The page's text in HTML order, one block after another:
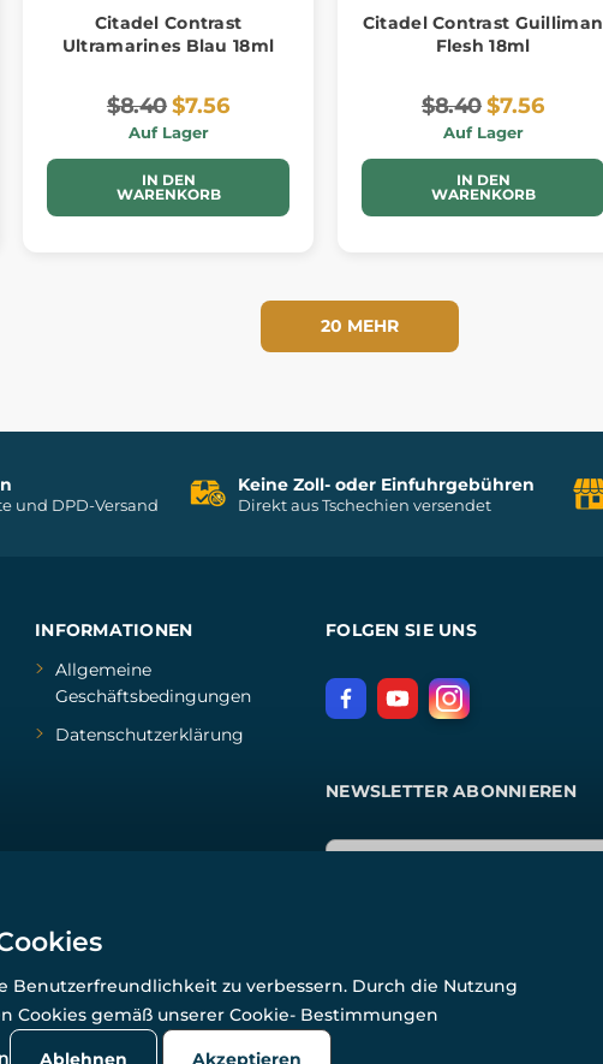
Citadel Contrast
Ultramarines Blau 18ml
$8.40$7.56
Auf Lager
IN DEN
WARENKORB
Citadel Contrast Guilliman
Flesh 18ml
$8.40$7.56
Auf Lager
IN DEN
WARENKORB
20 MEHR
und DPD-Versand
Keine Zoll- oder Einfuhrgebühren
Direkt aus Tschechien versendet
INFORMATIONEN
Allgemeine
Geschäftsbedingungen
Datenschutzerklärung
FOLGEN SIE UNS
NEWSLETTER ABONNIEREN
Rechte vorbehalten. www.wulflund.de 2007-2026.
by
Simplia.cz , protected by reCAPTCHA.
Benutzerfreundlichkeit zu verbessern. Durch die Nutzung
Cookies gemäß unserer Cookie- Bestimmungen
Ablehnen Akzeptieren